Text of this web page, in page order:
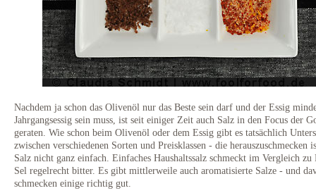
Nachdem ja schon das Olivenöl nur das Beste sein darf und der Essig
Jahrgangsessig sein muss, ist seit einiger Zeit auch Salz in den Focus der
geraten. Wie schon beim Olivenöl oder dem Essig gibt es tatsächlich
zwischen verschiedenen Sorten und Preisklassen - die herauszuschmecken
Salz nicht ganz einfach. Einfaches Haushaltssalz schmeckt im Vergleich zu
Sel regelrecht bitter. Es gibt mittlerweile auch aromatisierte Salze - und
schmecken einige richtig gut.